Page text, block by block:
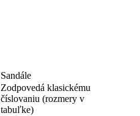
Sandále
Zodpovedá klasickému
číslovaniu (rozmery v
tabuľke)